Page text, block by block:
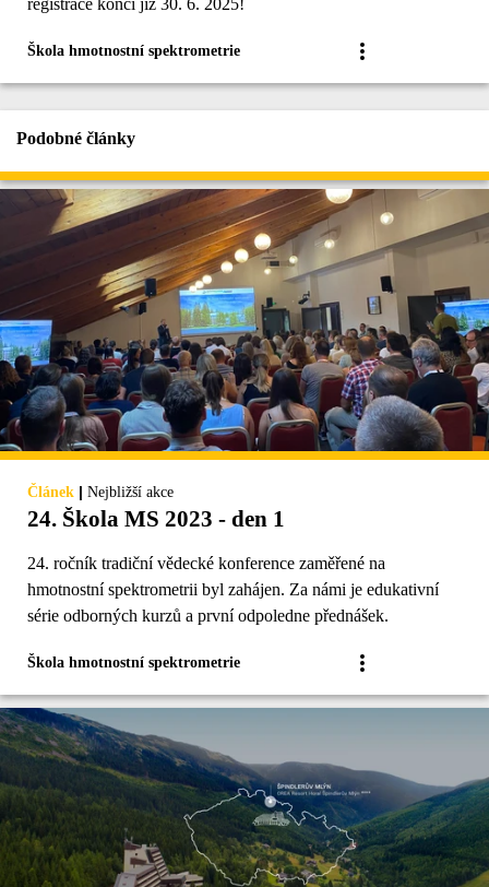
registrace končí již 30. 6. 2025!
Škola hmotnostní spektrometrie
Podobné články
Článek | Nejbližší akce
24. Škola MS 2023 - den 1
24. ročník tradiční vědecké konference zaměřené na
hmotnostní spektrometrii byl zahájen. Za námi je edukativní
série odborných kurzů a první odpoledne přednášek.
Škola hmotnostní spektrometrie